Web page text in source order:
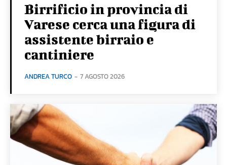
Birrificio in provincia di
Varese cerca una figura di
assistente birraio e
cantiniere
ANDREA TURCO - 7 AGOSTO 2026